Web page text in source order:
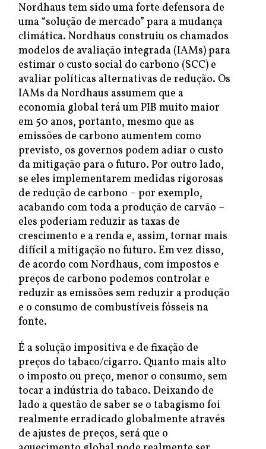
Nordhaus tem sido uma forte defensora de
uma “solução de mercado” para a mudança
climática. Nordhaus construiu os chamados
modelos de avaliação integrada (IAMs) para
estimar o custo social do carbono (SCC) e
avaliar políticas alternativas de redução. Os
IAMs da Nordhaus assumem que a
economia global terá um PIB muito maior
em 50 anos, portanto, mesmo que as
emissões de carbono aumentem como
previsto, os governos podem adiar o custo
da mitigação para o futuro. Por outro lado,
se eles implementarem medidas rigorosas
de redução de carbono – por exemplo,
acabando com toda a produção de carvão –
eles poderiam reduzir as taxas de
crescimento e a renda e, assim, tornar mais
difícil a mitigação no futuro. Em vez disso,
de acordo com Nordhaus, com impostos e
preços de carbono podemos controlar e
reduzir as emissões sem reduzir a produção
e o consumo de combustíveis fósseis na
fonte.
É a solução impositiva e de fixação de
preços do tabaco/cigarro. Quanto mais alto
o imposto ou preço, menor o consumo, sem
tocar a indústria do tabaco. Deixando de
lado a questão de saber se o tabagismo foi
realmente erradicado globalmente através
de ajustes de preços, será que o